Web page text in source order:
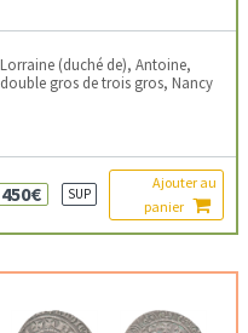
Lorraine (duché de), Antoine,
double gros de trois gros, Nancy
450€ SUP
Ajouter au
panier